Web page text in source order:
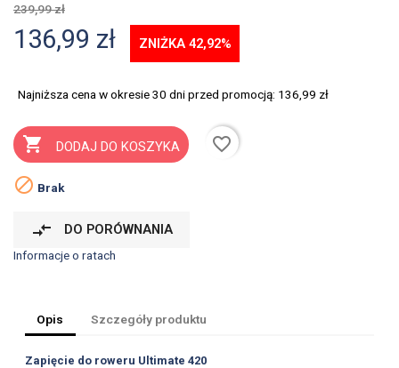
239,99 zł
136,99 zł ZNIŻKA 42,92%
Najniższa cena w okresie 30 dni przed promocją: 136,99 zł
 DODAJ DO KOSZYKA
favorite_border
 Brak
compare_arrows DO PORÓWNANIA
Informacje o ratach
Opis Szczegóły produktu
Zapięcie do roweru Ultimate 420